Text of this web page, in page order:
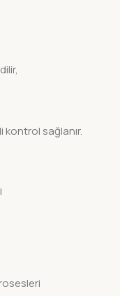
kontrol sağlanır.